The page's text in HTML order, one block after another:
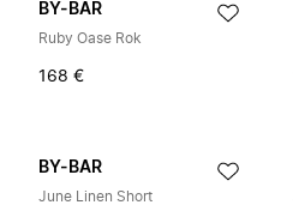
BY-BAR
Ruby Oase Rok
168 €
BY-BAR
June Linen Short